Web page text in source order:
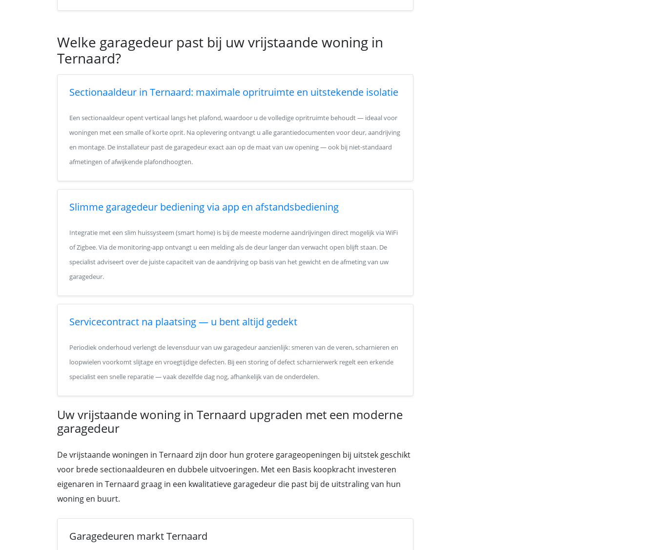
Welke garagedeur past bij uw vrijstaande woning in
Ternaard?
Sectionaaldeur in Ternaard: maximale opritruimte en uitstekende isolatie
Een sectionaaldeur opent verticaal langs het plafond, waardoor u de volledige opritruimte behoudt — ideaal voor
woningen met een smalle of korte oprit. Na oplevering ontvangt u alle garantiedocumenten voor deur, aandrijving
en montage. De installateur past de garagedeur exact aan op de maat van uw opening — ook bij niet-standaard
afmetingen of afwijkende plafondhoogten.
Slimme garagedeur bediening via app en afstandsbediening
Integratie met een slim huissysteem (smart home) is bij de meeste moderne aandrijvingen direct mogelijk via WiFi
of Zigbee. Via de monitoring-app ontvangt u een melding als de deur langer dan verwacht open blijft staan. De
specialist adviseert over de juiste capaciteit van de aandrijving op basis van het gewicht en de afmeting van uw
garagedeur.
Servicecontract na plaatsing — u bent altijd gedekt
Periodiek onderhoud verlengt de levensduur van uw garagedeur aanzienlijk: smeren van de veren, scharnieren en
loopwielen voorkomt slijtage en vroegtijdige defecten. Bij een storing of defect scharnierwerk regelt een erkende
specialist een snelle reparatie — vaak dezelfde dag nog, afhankelijk van de onderdelen.
Uw vrijstaande woning in Ternaard upgraden met een moderne
garagedeur
De vrijstaande woningen in Ternaard zijn door hun grotere garageopeningen bij uitstek geschikt
voor brede sectionaaldeuren en dubbele uitvoeringen. Met een Basis koopkracht investeren
eigenaren in Ternaard graag in een kwalitatieve garagedeur die past bij de uitstraling van hun
woning en buurt.
Garagedeuren markt Ternaard